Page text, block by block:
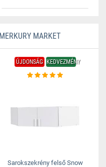
MARKET
ÚJDONSÁG KEDVEZMÉNY
Sarokszekrény felső Snow